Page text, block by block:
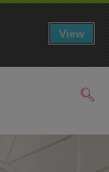
View